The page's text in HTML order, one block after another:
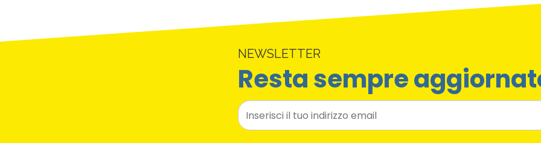
NEWSLETTER
Resta sempre